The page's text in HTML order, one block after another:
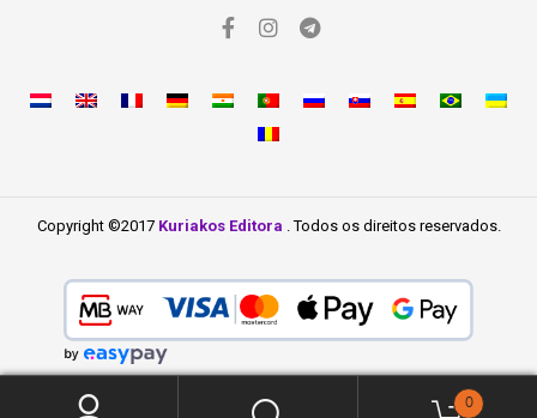
Copyright ©2017 Kuriakos Editora . Todos os direitos reservados.
0